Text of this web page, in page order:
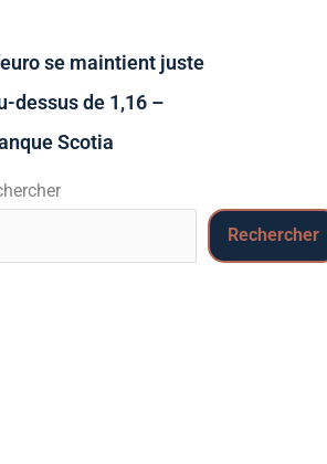
se maintient juste
dessus de 1,16 –
Scotia
Rechercher